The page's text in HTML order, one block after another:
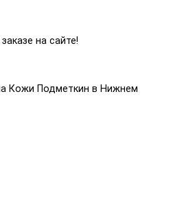
на сайте!
Кожи Подметкин в Нижнем